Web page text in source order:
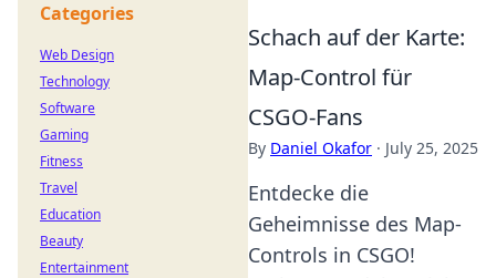
Schach auf der Karte:
Map-Control für
CSGO-Fans
By Daniel Okafor · July 25, 2025
Entdecke die
Geheimnisse des Map-
Controls in CSGO!
Categories
Web Design
Technology
Software
Gaming
Fitness
Travel
Education
Beauty
Entertainment